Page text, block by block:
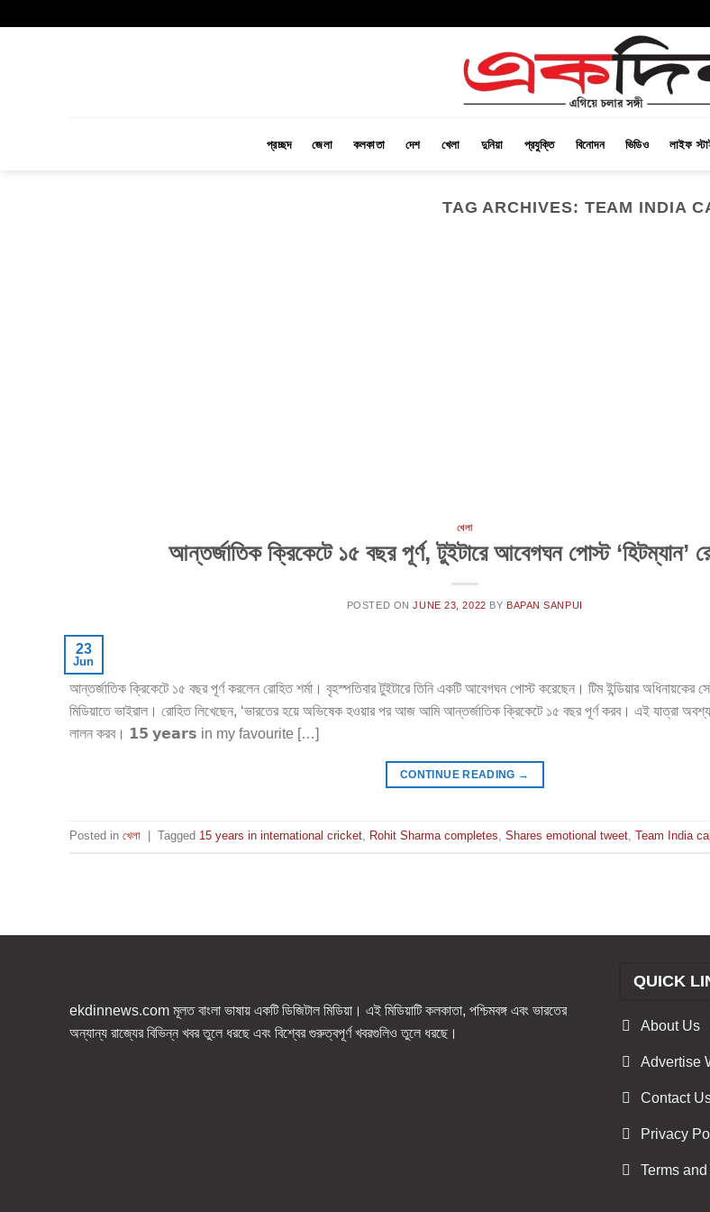
প্রচ্ছদ জেলা কলকাতা দেশ খেলা দুনিয়া প্রযুক্তি বিনোদন ভিডিও লাইফ
TAG ARCHIVES: TEAM INDIA
খেলা
আন্তর্জাতিক ক্রিকেটে ১৫ বছর পূর্ণ, টুইটারে আবেগঘন পোস্ট ‘হিটম্যান’
POSTED ONJUNE 23, 2022 BY BAPAN SANPUI
23
Jun
আন্তর্জাতিক ক্রিকেটে ১৫ বছর পূর্ণ করলেন রোহিত শর্মা। বৃহস্পতিবার টুইটারে তিনি একটি আবেগঘন পোস্ট করেছেন। টিম ইন্ডিয়ার অধিনায়কের
মিডিয়াতে ভাইরাল। রোহিত লিখেছেন, ‘ভারতের হয়ে অভিষেক হওয়ার পর আজ আমি আন্তর্জাতিক ক্রিকেটে ১৫ বছর পূর্ণ করব। এই যাত্রা
লালন করব। 𝟭𝟱 𝘆𝗲𝗮𝗿𝘀 in my favourite […]
CONTINUE READING →
Posted in খেলা Tagged 15 years in international cricket, Rohit Sharma completes, Shares emotional tweet, Team India
ekdinnews.com মূলত বাংলা ভাষায় একটি ডিজিটাল মিডিয়া। এই মিডিয়াটি কলকাতা, পশ্চিমবঙ্গ এবং ভারতের
অন্যান্য রাজ্যের বিভিন্ন খবর তুলে ধরছে এবং বিশ্বের গুরুত্বপূর্ণ খবরগুলিও তুলে ধরছে।
QUICK
About Us
Advertise
Contact
Privacy
Terms